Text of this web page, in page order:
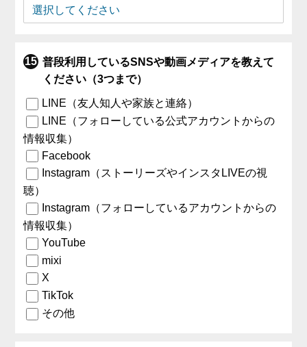
普段利用しているSNSや動画メディアを教えて
ください（3つまで）
LINE（友人知人や家族と連絡）
LINE（フォローしている公式アカウントからの
情報収集）
Facebook
Instagram（ストーリーズやインスタLIVEの視
聴）
Instagram（フォローしているアカウントからの
情報収集）
YouTube
mixi
X
TikTok
その他